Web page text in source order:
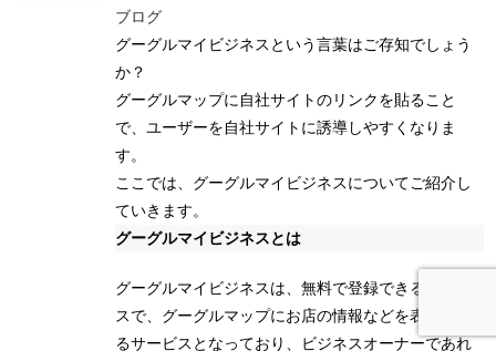
ブログ
グーグルマイビジネスという言葉はご存知でしょう
か？
グーグルマップに自社サイトのリンクを貼ること
で、ユーザーを自社サイトに誘導しやすくなりま
す。
ここでは、グーグルマイビジネスについてご紹介し
ていきます。
グーグルマイビジネスとは
グーグルマイビジネスは、無料で登録できるサービ
スで、グーグルマップにお店の情報などを表記でき
るサービスとなっており、ビジネスオーナーであれ